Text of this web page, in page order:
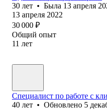
30 лет • Была 13 апреля
13 апреля 2022
30 000 ₽
Общий опыт
11 лет
Специалист по работе с
40 лет • Обновлено 5